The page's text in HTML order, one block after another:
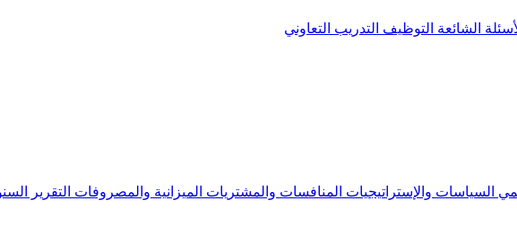
الشائعة التوظيف التدريب التعاوني
السياسات والإستراتيجيات المنافسات والمشتريات الميزانية والمصروفات التقرير